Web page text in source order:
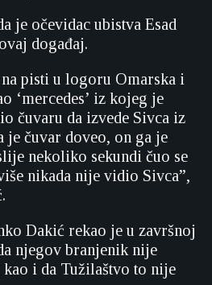
je očevidac ubistva Esad
događaj.
pisti u logoru Omarska i
‘mercedes’ iz kojeg je
čuvaru da izvede Sivca iz
je čuvar doveo, on ga je
nekoliko sekundi čuo se
nikada nije vidio Sivca”,
Dakić rekao je u završnoj
njegov branjenik nije
i da Tužilaštvo to nije